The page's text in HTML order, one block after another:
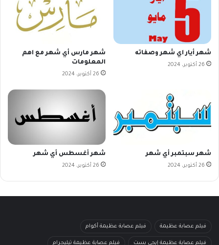
شهر أيار اي شهر وصفاته
26 أكتوبر، 2024
شهر مارس أي شهر مع اهم
المعلومات
26 أكتوبر، 2024
شهر سبتمبر أي شهر
26 أكتوبر، 2024
شهر أغسطس أي شهر
26 أكتوبر، 2024
فيلم عصابة عظيمة فيلم عصابة عظيمة أكوام
فيلم عصابة عظيمة إيجي بست فيلم عصابة عظيمة تيليجرام